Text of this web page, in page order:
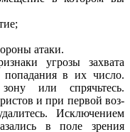
атаки.
угрозы захвата
попадания в их число.
или спрячьтесь.
и при первой воз­
Исключением
в поле зрения